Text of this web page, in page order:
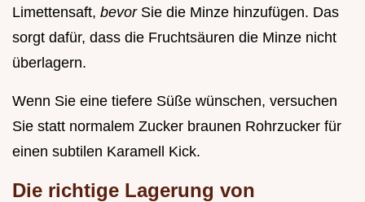
Limettensaft, bevor Sie die Minze hinzufügen. Das
sorgt dafür, dass die Fruchtsäuren die Minze nicht
überlagern.
Wenn Sie eine tiefere Süße wünschen, versuchen
Sie statt normalem Zucker braunen Rohrzucker für
einen subtilen Karamell Kick.
Die richtige Lagerung von